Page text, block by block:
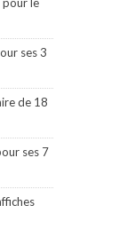
ses 3
de 18
ses 7